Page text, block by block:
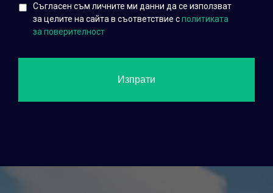
Съгласен съм личните ми данни да се използват
за целите на сайта в съответствие сполитиката
за поверителност